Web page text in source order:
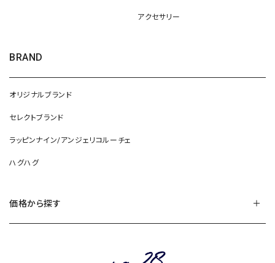
アクセサリー
BRAND
オリジナルブランド
セレクトブランド
ラッピンナイン/アンジェリコルーチェ
ハグハグ
価格から探す